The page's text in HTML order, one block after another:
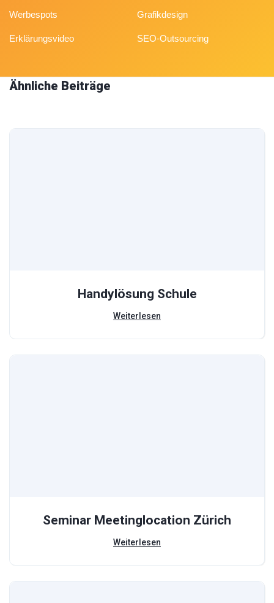
Werbespots
Erklärungsvideo
Grafikdesign
SEO-Outsourcing
Ähnliche Beiträge
Handylösung Schule
Weiterlesen
Seminar Meetinglocation Zürich
Weiterlesen